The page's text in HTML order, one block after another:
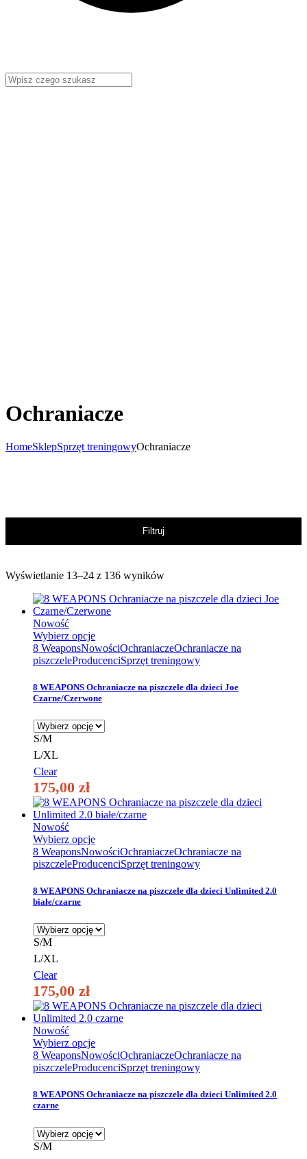
Ochraniacze
HomeSklepSprzęt treningowyOchraniacze
Filtruj
Wyświetlanie 13–24 z 136 wyników
Nowość
Wybierz opcjeTen
produkt
ma
wariantów.
Opcje
wybrać
na
8 WeaponsNowościOchraniaczeOchraniacze na
piszczeleProducenciSprzęt treningowy
8 WEAPONS Ochraniacze na piszczele dla dzieci Joe
Czarne/Czerwone
S/M
L/XL
Clear
175,00 zł
Nowość
Wybierz opcjeTen
produkt
ma
wariantów.
wybrać
na
8 WeaponsNowościOchraniaczeOchraniacze na
piszczeleProducenciSprzęt treningowy
8 WEAPONS Ochraniacze na piszczele dla dzieci Unlimited 2.0
białe/czarne
S/M
L/XL
Clear
175,00 zł
Nowość
Wybierz opcjeTen
produkt
ma
wariantów.
wybrać
na
8 WeaponsNowościOchraniaczeOchraniacze na
piszczeleProducenciSprzęt treningowy
8 WEAPONS Ochraniacze na piszczele dla dzieci Unlimited 2.0
czarne
S/M